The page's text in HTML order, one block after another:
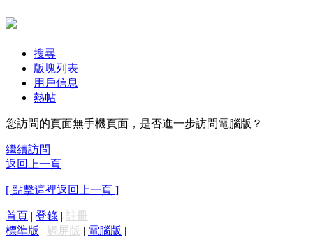
搜尋
版塊列表
用戶信息
熱帖
您訪問的頁面無手機頁面，是否進一步訪問電腦版？
繼續訪問
返回上一頁
[ 點擊這裡返回上一頁 ]
首頁 | 登錄 | 註冊
標準版 | 觸屏版 | 電腦版 |